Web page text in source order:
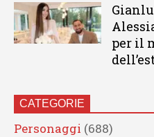
per il
CATEGORIE
Personaggi (688)